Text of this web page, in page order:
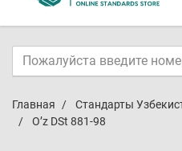
Главная Стандарты
O’z DSt 881-98